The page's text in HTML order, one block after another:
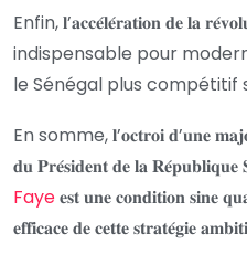
Enfin, 𝐥’𝐚𝐜𝐜𝐞́𝐥𝐞́𝐫𝐚𝐭𝐢𝐨𝐧 𝐝𝐞 𝐥𝐚
indispensable pour
le Sénégal plus compétitif
En somme, 𝐥’𝐨𝐜𝐭𝐫𝐨𝐢 𝐝’𝐮𝐧𝐞
𝐝𝐮 𝐏𝐫𝐞́𝐬𝐢𝐝𝐞𝐧𝐭 𝐝𝐞 𝐥𝐚
Faye𝐞𝐬𝐭 𝐮𝐧𝐞 𝐜𝐨𝐧𝐝𝐢𝐭𝐢𝐨𝐧 𝐬𝐢𝐧𝐞
𝐞𝐟𝐟𝐢𝐜𝐚𝐜𝐞 𝐝𝐞 𝐜𝐞𝐭𝐭𝐞 𝐬𝐭𝐫𝐚𝐭𝐞́𝐠𝐢𝐞